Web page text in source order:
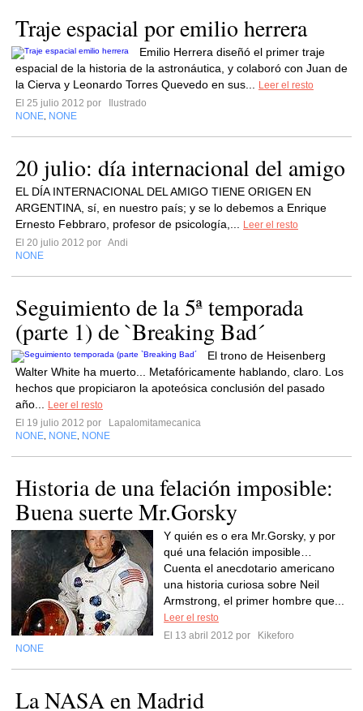
Traje espacial por emilio herrera
Emilio Herrera diseñó el primer traje
espacial de la historia de la astronáutica, y colaboró con Juan de
la Cierva y Leonardo Torres Quevedo en sus...
Leer el resto
El 25 julio 2012 por
Ilustrado
NONE NONE
20 julio: día internacional del amigo
EL DÍA INTERNACIONAL DEL AMIGO TIENE ORIGEN EN
ARGENTINA, sí, en nuestro país; y se lo debemos a Enrique
Ernesto Febbraro, profesor de psicología,...
Leer el resto
El 20 julio 2012 por Andi
NONE
Seguimiento de la 5ª temporada
(parte 1) de `Breaking Bad´
El trono de Heisenberg
Walter White ha muerto... Metafóricamente hablando, claro. Los
hechos que propiciaron la apoteósica conclusión del pasado
año...
Leer el resto
El 19 julio 2012 por
Lapalomitamecanica
NONE NONE NONE
Historia de una felación imposible:
Buena suerte Mr.Gorsky
Y quién es o era Mr.Gorsky, y por
qué una felación imposible…
Cuenta el anecdotario americano
una historia curiosa sobre Neil
Armstrong, el primer hombre que...
Leer el resto
El 13 abril 2012 por
Kikeforo
NONE
La NASA en Madrid